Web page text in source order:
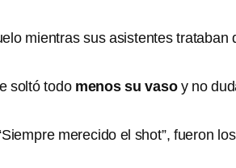
mientras sus asistentes trataban
soltó todomenos su vasoy no
merecido el shot”, fueron los